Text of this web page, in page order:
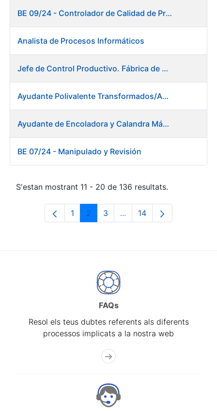
BE 09/24 - Controlador de Calidad de Preimpresión
Analista de Procesos Informáticos
Jefe de Control Productivo. Fábrica de Papel
Ayudante Polivalente Transformados/Acabados. Fábrica de Papel.
Ayudante de Encoladora y Calandra Máquina de Papel. Fábrica de Papel
BE 07/24 - Manipulado y Revisión
S'estan mostrant 11 - 20 de 136 resultats.
Pàgina
1 Pàgina
2 Pàgina
3 ...Pàgines intermèdies
Pàgina
14
FAQs
Resol els teus dubtes referents als diferents
processos implicats a la nostra web